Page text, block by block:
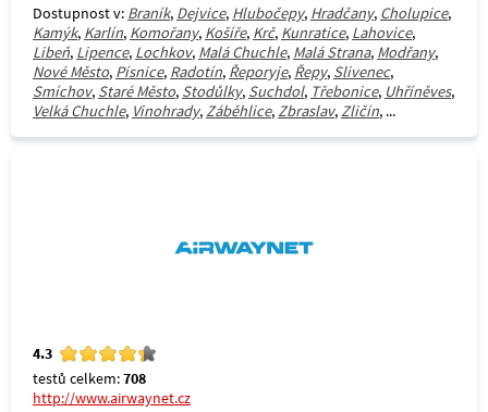
Dostupnost v: Braník, Dejvice, Hlubočepy, Hradčany, Cholupice,
Kamýk, Karlín, Komořany, Košíře, Krč, Kunratice, Lahovice,
Libeň, Lipence, Lochkov, Malá Chuchle, Malá Strana, Modřany,
Nové Město, Písnice, Radotín, Řeporyje, Řepy, Slivenec,
Smíchov, Staré Město, Stodůlky, Suchdol, Třebonice, Uhříněves,
Velká Chuchle, Vinohrady,Záběhlice,Zbraslav,Zličín, ...
4.3
testů celkem:708
http://www.airwaynet.cz